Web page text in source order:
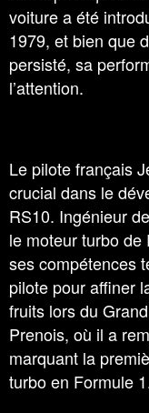
voiture a été
1979, et bien que
persisté, sa
l’attention.
Le pilote français
crucial dans le
RS10. Ingénieur
le moteur turbo
ses compétences
pilote pour affiner
fruits lors du
Prenois, où il a
marquant la
turbo en Formule